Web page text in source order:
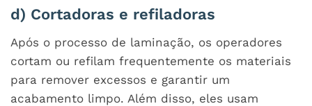
d) Cortadoras e refiladoras
Após o processo de laminação, os operadores
cortam ou refilam frequentemente os materiais
para remover excessos e garantir um
acabamento limpo. Além disso, eles usam